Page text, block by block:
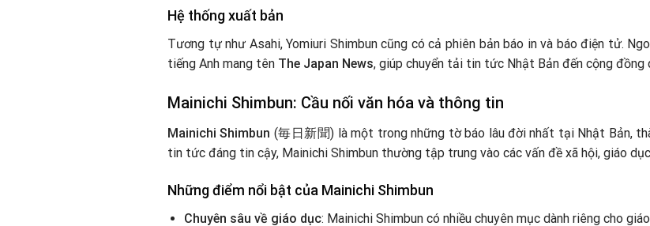
Hệ thống xuất bản
Tương tự như Asahi, Yomiuri Shimbun cũng có cả phiên bản báo in và báo điện tử.
tiếng Anh mang tên The Japan News, giúp chuyển tải tin tức Nhật Bản đến cộng đồng
Mainichi Shimbun: Cầu nối văn hóa và thông tin
Mainichi Shimbun (毎日新聞) là một trong những tờ báo lâu đời nhất tại Nhật Bản,
tin tức đáng tin cậy, Mainichi Shimbun thường tập trung vào các vấn đề xã hội, giáo
Những điểm nổi bật của Mainichi Shimbun
Chuyên sâu về giáo dục: Mainichi Shimbun có nhiều chuyên mục dành riêng cho